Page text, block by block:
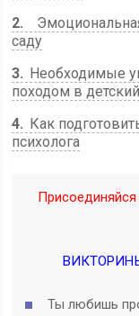
2
саду
3
Необходимые
походом в
4
Как
психолога
Присоединяйся
Ты любишь